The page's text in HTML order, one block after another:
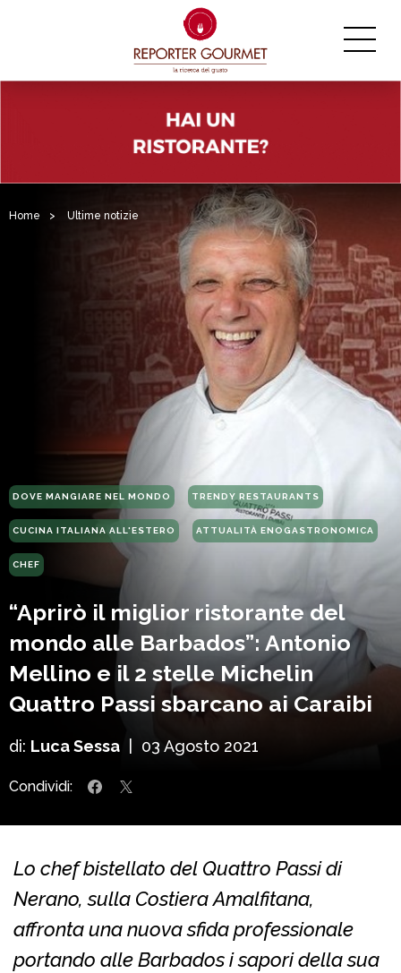
Home > Ultime notizie
DOVE MANGIARE NEL MONDO TRENDY RESTAURANTS
CUCINA ITALIANA ALL'ESTERO ATTUALITÀ ENOGASTRONOMICA
CHEF
“Aprirò il miglior ristorante del
mondo alle Barbados”: Antonio
Mellino e il 2 stelle Michelin
Quattro Passi sbarcano ai Caraibi
di: Luca Sessa 03 Agosto 2021
Condividi:
Lo chef bistellato del Quattro Passi di
Nerano, sulla Costiera Amalfitana,
affronta una nuova sfida professionale
portando alle Barbados i sapori della sua